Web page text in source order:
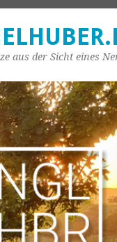
aus der Sicht eines